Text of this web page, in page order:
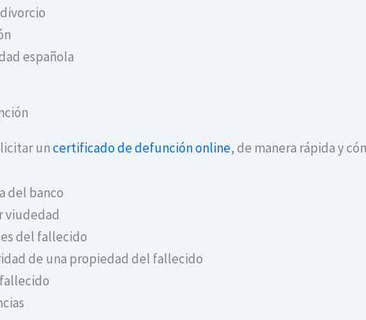
española
uncertificado de defunción online, de manera rápida y
del banco
viudedad
del fallecido
de una propiedad del fallecido